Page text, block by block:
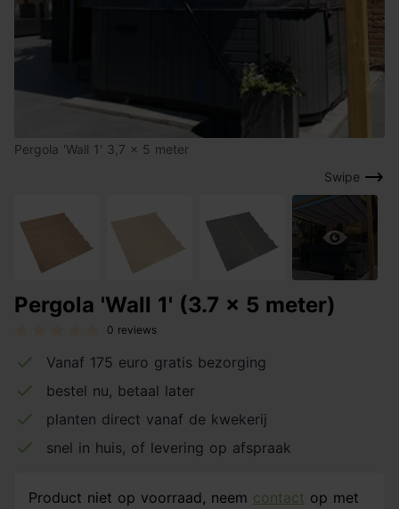
Swipe
Pergola 'Wall 1' 3,7 x 5 meter
Pergola 'Wall 1' (3.7 x 5 meter)
0 reviews
Vanaf 175 euro gratis bezorging
bestel nu, betaal later
planten direct vanaf de kwekerij
snel in huis, of levering op afspraak
Product niet op voorraad, neem contact op met